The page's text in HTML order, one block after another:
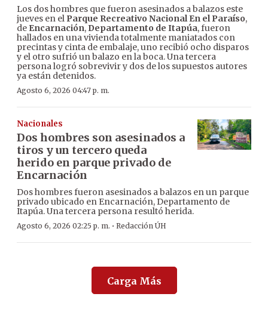
Los dos hombres que fueron asesinados a balazos este
jueves en el Parque Recreativo Nacional En el Paraíso,
de Encarnación, Departamento de Itapúa, fueron
hallados en una vivienda totalmente maniatados con
precintas y cinta de embalaje, uno recibió ocho disparos
y el otro sufrió un balazo en la boca. Una tercera
persona logró sobrevivir y dos de los supuestos autores
ya están detenidos.
Agosto 6, 2026 04:47 p. m.
Nacionales
Dos hombres son asesinados a
tiros y un tercero queda
herido en parque privado de
Encarnación
Dos hombres fueron asesinados a balazos en un parque
privado ubicado en Encarnación, Departamento de
Itapúa. Una tercera persona resultó herida.
Agosto 6, 2026 02:25 p. m. · Redacción ÚH
Carga Más